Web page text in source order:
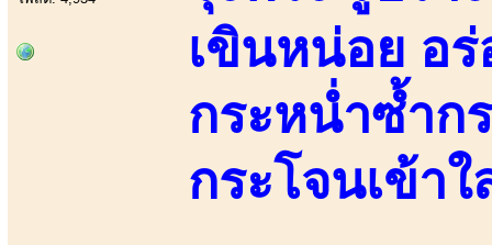
เขินหน่อย อ
กระหน่ำซ้ำก
กระโจนเข้าใ